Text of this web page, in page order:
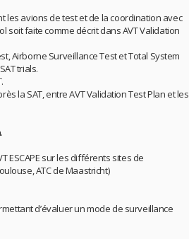
les avions de test et de la coordination avec
soit faite comme décrit dans AVT Validation
Airborne Surveillance Test et Total System
trials.
la SAT, entre AVT Validation Test Plan et les
ESCAPE sur les différents sites de
ATC de Maastricht)
d’évaluer un mode de surveillance